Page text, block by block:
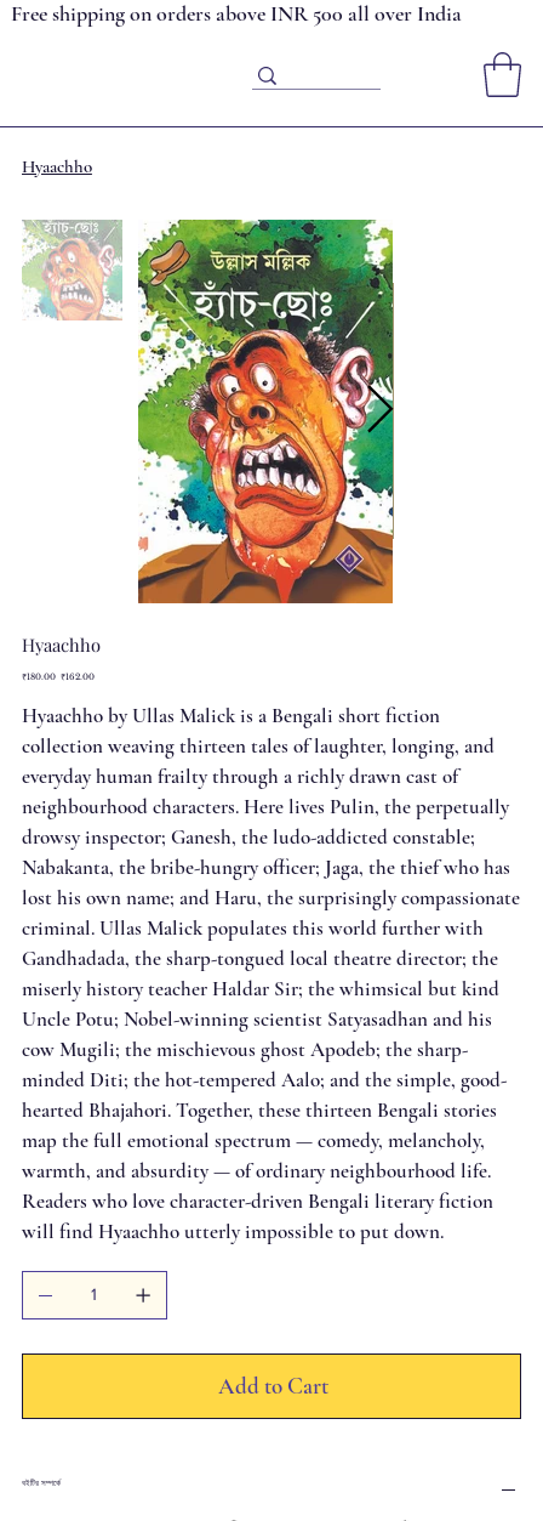
Free shipping on orders above INR 500 all over India
Hyaachho
Hyaachho
Original
₹180.00 Sale
₹162.00
Hyaachho by Ullas Malick is a Bengali short fiction
collection weaving thirteen tales of laughter, longing, and
everyday human frailty through a richly drawn cast of
neighbourhood characters. Here lives Pulin, the perpetually
drowsy inspector; Ganesh, the ludo-addicted constable;
Nabakanta, the bribe-hungry officer; Jaga, the thief who has
lost his own name; and Haru, the surprisingly compassionate
criminal. Ullas Malick populates this world further with
Gandhadada, the sharp-tongued local theatre director; the
miserly history teacher Haldar Sir; the whimsical but kind
Uncle Potu; Nobel-winning scientist Satyasadhan and his
cow Mugili; the mischievous ghost Apodeb; the sharp-
minded Diti; the hot-tempered Aalo; and the simple, good-
hearted Bhajahori. Together, these thirteen Bengali stories
map the full emotional spectrum — comedy, melancholy,
warmth, and absurdity — of ordinary neighbourhood life.
Readers who love character-driven Bengali literary fiction
will find Hyaachho utterly impossible to put down.
Add to Cart
বইটির সম্পর্কে